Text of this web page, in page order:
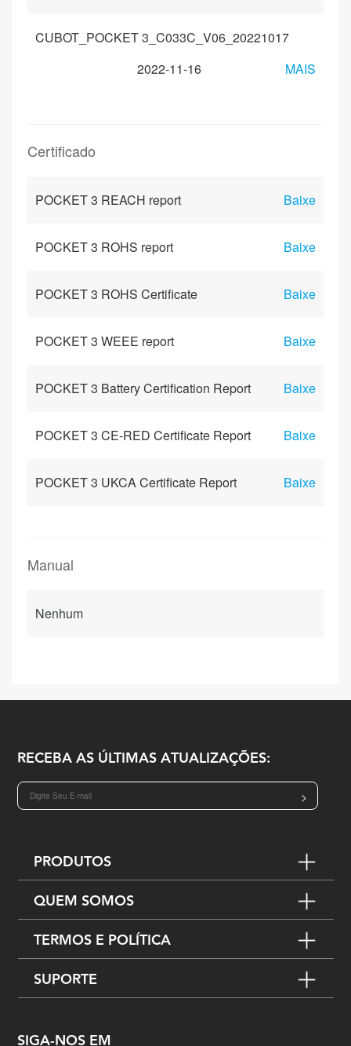
CUBOT_POCKET 3_C033C_V06_20221017
2022-11-16
MAIS
Certificado
POCKET 3 REACH report Baixe
POCKET 3 ROHS report Baixe
POCKET 3 ROHS Certificate Baixe
POCKET 3 WEEE report Baixe
POCKET 3 Battery Certification Report Baixe
POCKET 3 CE-RED Certificate Report Baixe
POCKET 3 UKCA Certificate Report Baixe
Manual
Nenhum
RECEBA AS ÚLTIMAS ATUALIZAÇÕES:
>
PRODUTOS
QUEM SOMOS
TERMOS E POLÍTICA
SUPORTE
SIGA-NOS EM